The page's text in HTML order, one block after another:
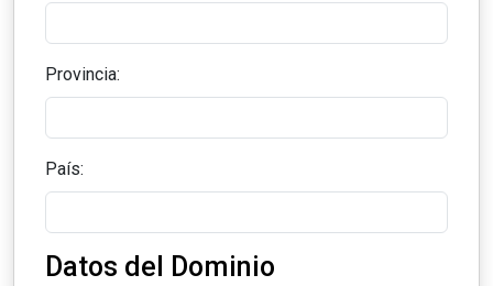
Provincia:
País:
Datos del Dominio